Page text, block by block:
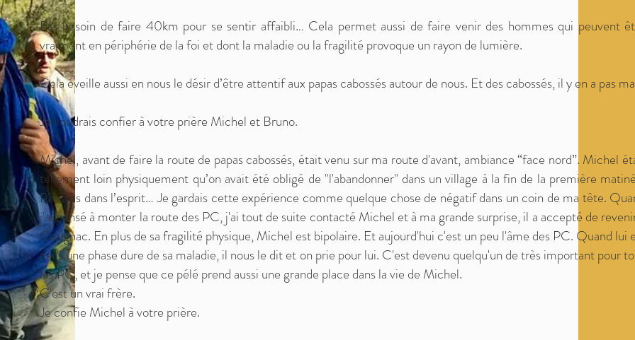
Pas besoin de faire 40km pour se sentir affaibli… Cela permet aussi de faire venir des hommes qui peuvent
vraiment en périphérie de la foi et dont la maladie ou la fragilité provoque un rayon de lumière.
Cela éveille aussi en nous le désir d’être attentif aux papas cabossés autour de nous. Et des cabossés, il y en a pas
Je voudrais confier à votre prière Michel et Bruno.
Michel, avant de faire la route de papas cabossés, était venu sur ma route d'avant, ambiance “face nord”. Michel
tellement loin physiquement qu’on avait été obligé de "l'abandonner" dans un village à la fin de la première
Pas très dans l’esprit… Je gardais cette expérience comme quelque chose de négatif dans un coin de ma tête.
j'ai pensé à monter la route des PC, j'ai tout de suite contacté Michel et à ma grande surprise, il a accepté de
Cotignac. En plus de sa fragilité physique, Michel est bipolaire. Et aujourd'hui c'est un peu l'âme des PC. Quand lui
dans une phase dure de sa maladie, il nous le dit et on prie pour lui. C'est devenu quelqu'un de très important pour
les PC, et je pense que ce pélé prend aussi une grande place dans la vie de Michel.
C'est un vrai frère.
Je confie Michel à votre prière.